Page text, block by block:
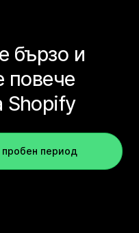
бързо и
повече
Shopify
пробен период